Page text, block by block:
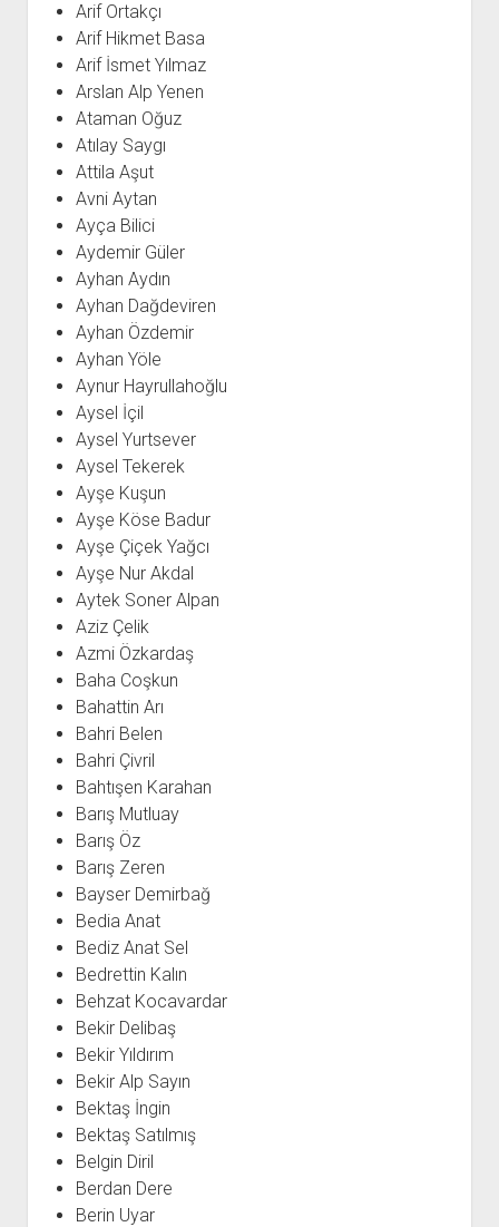
Arif Ortakçı
Arif Hikmet Basa
Arif İsmet Yılmaz
Arslan Alp Yenen
Ataman Oğuz
Atılay Saygı
Attila Aşut
Avni Aytan
Ayça Bilici
Aydemir Güler
Ayhan Aydın
Ayhan Dağdeviren
Ayhan Özdemir
Ayhan Yöle
Aynur Hayrullahoğlu
Aysel İçil
Aysel Yurtsever
Aysel Tekerek
Ayşe Kuşun
Ayşe Köse Badur
Ayşe Çiçek Yağcı
Ayşe Nur Akdal
Aytek Soner Alpan
Aziz Çelik
Azmi Özkardaş
Baha Coşkun
Bahattin Arı
Bahri Belen
Bahri Çivril
Bahtışen Karahan
Barış Mutluay
Barış Öz
Barış Zeren
Bayser Demirbağ
Bedia Anat
Bediz Anat Sel
Bedrettin Kalın
Behzat Kocavardar
Bekir Delibaş
Bekir Yıldırım
Bekir Alp Sayın
Bektaş İngin
Bektaş Satılmış
Belgin Diril
Berdan Dere
Berin Uyar